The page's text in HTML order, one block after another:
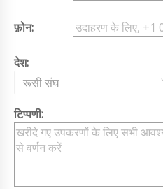
फ़ोन:
देश:
रूसी संघ
टिप्पणी: